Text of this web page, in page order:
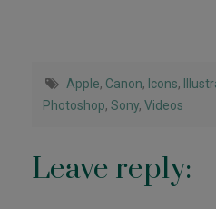
Apple, Canon, Icons,
Photoshop, Sony, Videos
Leave reply: